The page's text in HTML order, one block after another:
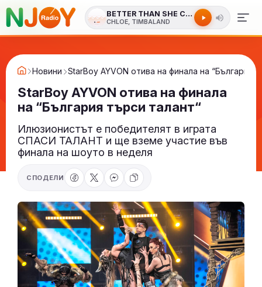
BETTER THAN SHE CAN
CHLOE, TIMBALAND
Новини StarBoy AYVON отива на финала на “България
StarBoy AYVON отива на финала
на “България търси талант“
Илюзионистът е победителят в играта
СПАСИ ТАЛАНТ и ще вземе участие във
финала на шоуто в неделя
СПОДЕЛИ